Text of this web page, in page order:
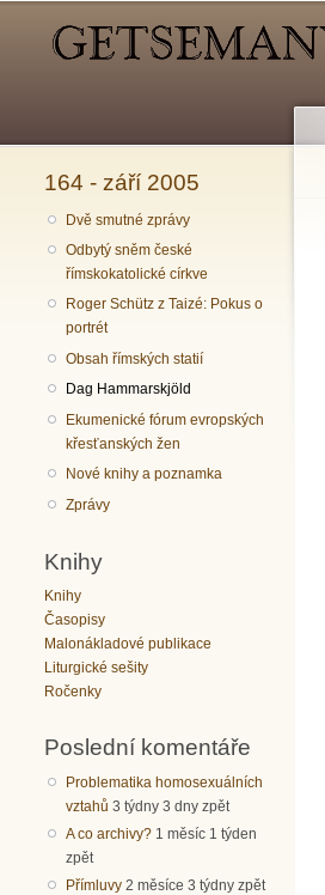
164 - září 2005
Dvě smutné zprávy
Odbytý sněm české
římskokatolické církve
Roger Schütz z Taizé: Pokus o
portrét
Obsah římských statií
Dag Hammarskjöld
Ekumenické fórum evropských
křesťanských žen
Nové knihy a poznamka
Zprávy
Knihy
Knihy
Časopisy
Malonákladové publikace
Liturgické sešity
Ročenky
Poslední komentáře
Problematika homosexuálních
vztahů 3 týdny 3 dny zpět
A co archivy? 1 měsíc 1 týden
zpět
Přímluvy 2 měsíce 3 týdny zpět